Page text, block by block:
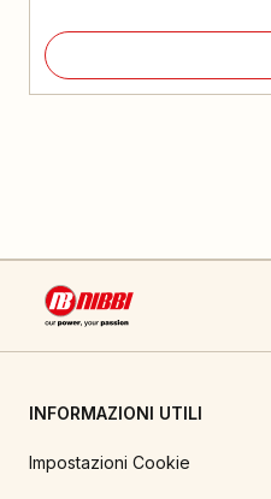
INFORMAZIONI UTILI
Impostazioni Cookie